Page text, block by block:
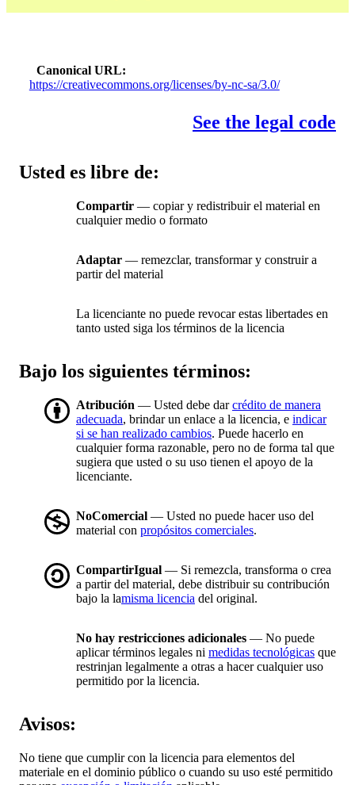
Canonical URL
https://creativecommons.org/licenses/by-nc-sa/3.0/
See the legal code
Usted es libre de:
Compartir — copiar y redistribuir el material en
cualquier medio o formato
Adaptar — remezclar, transformar y construir a
partir del material
La licenciante no puede revocar estas libertades en
tanto usted siga los términos de la licencia
Bajo los siguientes términos:
Atribución — Usted debe darcrédito de manera
adecuada, brindar un enlace a la licencia, e indicar
si se han realizado cambios. Puede hacerlo en
cualquier forma razonable, pero no de forma tal que
sugiera que usted o su uso tienen el apoyo de la
licenciante.
NoComercial — Usted no puede hacer uso del
material con propósitos comerciales.
CompartirIgual — Si remezcla, transforma o crea
a partir del material, debe distribuir su contribución
bajo la lamisma licencia del original.
No hay restricciones adicionales — No puede
aplicar términos legales ni medidas tecnológicas que
restrinjan legalmente a otras a hacer cualquier uso
permitido por la licencia.
Avisos:
No tiene que cumplir con la licencia para elementos del
materiale en el dominio público o cuando su uso esté permitido